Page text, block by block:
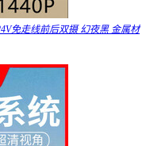
免走线前后双摄 幻夜黑 金属材